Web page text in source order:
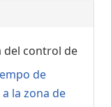
del control de
de
la zona de